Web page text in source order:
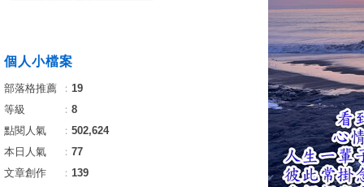
個人小檔案
部落格推薦 ： 19
等級
： 8
點閱人氣
： 502,624
本日人氣
： 77
文章創作
： 139